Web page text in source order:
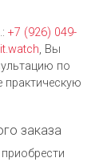
+7 (926) 049-
, Вы
по
заказа